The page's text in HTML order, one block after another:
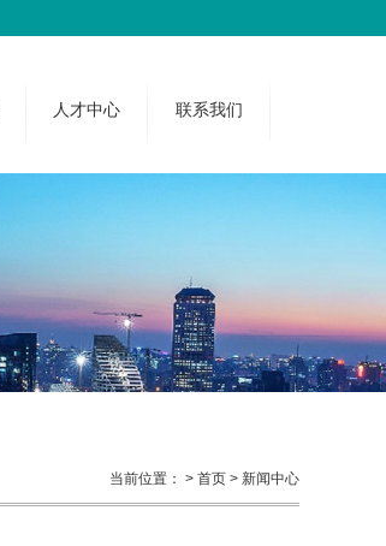
人才中心 联系我们
当前位置： > 首页 > 新闻中心